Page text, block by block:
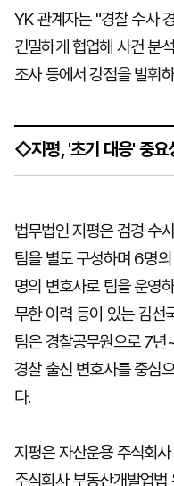
YK 관계자는 "경찰 수사
긴밀하게 협업해 사건 분
조사 등에서 강점을 발휘
◇지평, '초기 대응' 중요
법무법인 지평은 검경 수
팀을 별도 구성하며 6명
명의 변호사로 팀을 운영
무한 이력 등이 있는 김선
팀은 경찰공무원으로 7
경찰 출신 변호사를 중심
다.
지평은 자산운용 주식회
주식회사 부동산개발업